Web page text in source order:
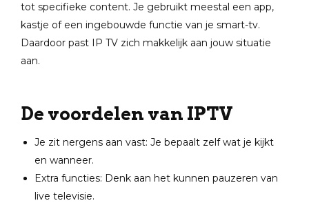
tot specifieke content. Je gebruikt meestal een app,
kastje of een ingebouwde functie van je smart-tv.
Daardoor past IP TV zich makkelijk aan jouw situatie
aan.
De voordelen van IPTV
Je zit nergens aan vast: Je bepaalt zelf wat je kijkt
en wanneer.
Extra functies: Denk aan het kunnen pauzeren van
live televisie.